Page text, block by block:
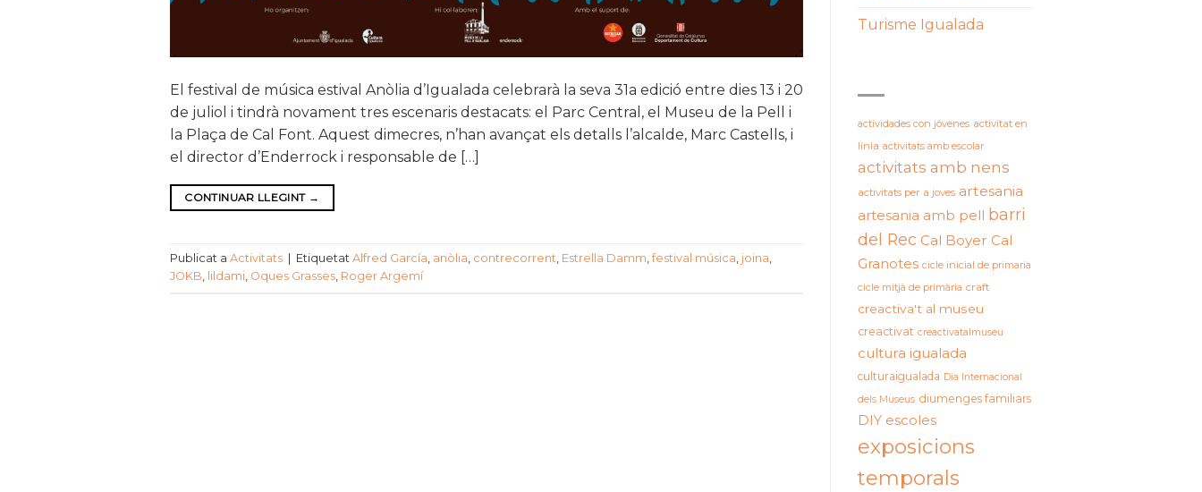
El festival de música estival Anòlia d’Igualada celebrarà la seva 31a edició entre dies 13 i 20
de juliol i tindrà novament tres escenaris destacats: el Parc Central, el Museu de la Pell i
la Plaça de Cal Font. Aquest dimecres, n’han avançat els detalls l’alcalde, Marc Castells, i
el director d’Enderrock i responsable de […]
CONTINUAR LLEGINT →
Publicat a Activitats Etiquetat Alfred García, anòlia, contrecorrent, Estrella Damm, festival música, joina,
JOKB, lildami, Oques Grasses, Roger Argemí
Turisme Igualada
actividades con jóvenes activitat en
línia activitats amb escolar
activitats amb nens
activitats per a joves artesania
artesania amb pell barri
del Rec Cal Boyer Cal
Granotes cicle inicial de primaria
cicle mitjà de primària craft
creactiva't al museu
creactivat creactivatalmuseu
cultura igualada
culturaigualada Dia Internacional
dels Museus diumenges familiars
DIY escoles
exposicions
temporals